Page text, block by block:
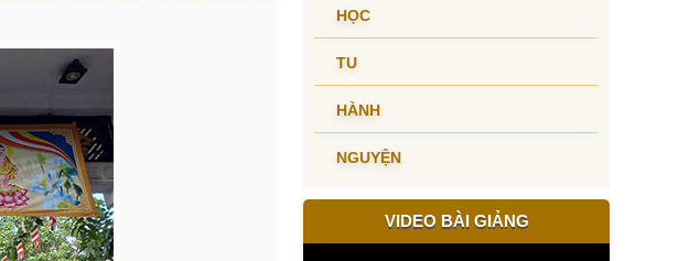
HỌC
TU
HÀNH
NGUYỆN
VIDEO BÀI GIẢNG